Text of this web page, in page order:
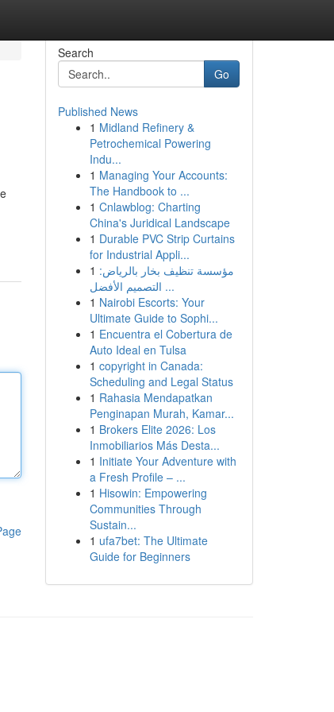
Search
Go
Published News
1 Midland Refinery &
Petrochemical Powering
Indu...
1 Managing Your Accounts:
The Handbook to ...
1 Cnlawblog: Charting
China's Juridical Landscape
1 Durable PVC Strip Curtains
for Industrial Appli...
1 مؤسسة تنظيف بخار بالرياض:
التصميم الأفضل ...
1 Nairobi Escorts: Your
Ultimate Guide to Sophi...
1 Encuentra el Cobertura de
Auto Ideal en Tulsa
1 copyright in Canada:
Scheduling and Legal Status
1 Rahasia Mendapatkan
Penginapan Murah, Kamar...
1 Brokers Elite 2026: Los
Inmobiliarios Más Desta...
1 Initiate Your Adventure with
a Fresh Profile – ...
1 Hisowin: Empowering
Communities Through
Sustain...
1 ufa7bet: The Ultimate
Guide for Beginners